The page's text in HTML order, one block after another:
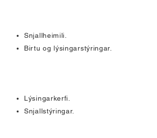
Snjallheimili.
Birtu og lýsingarstýringar.
Lýsingarkerfi.
Snjallstýringar.